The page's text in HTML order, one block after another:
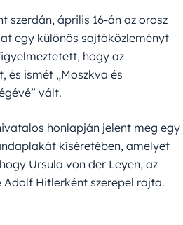
szerdán, április 16-án az orosz
egy különös sajtóközleményt
hogy az
és ismét „Moszkva és
vált.
honlapján jelent meg egy
kíséretében, amelyet
Ursula von der Leyen, az
Hitlerként szerepel rajta.